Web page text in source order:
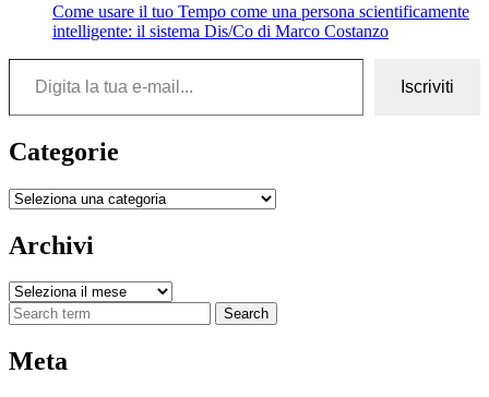
Come usare il tuo Tempo come una persona scientificamente
intelligente: il sistema Dis/Co di Marco Costanzo
Digita la tua e-mail...
Iscriviti
Categorie
Categorie
Archivi
Archivi
Search
Meta